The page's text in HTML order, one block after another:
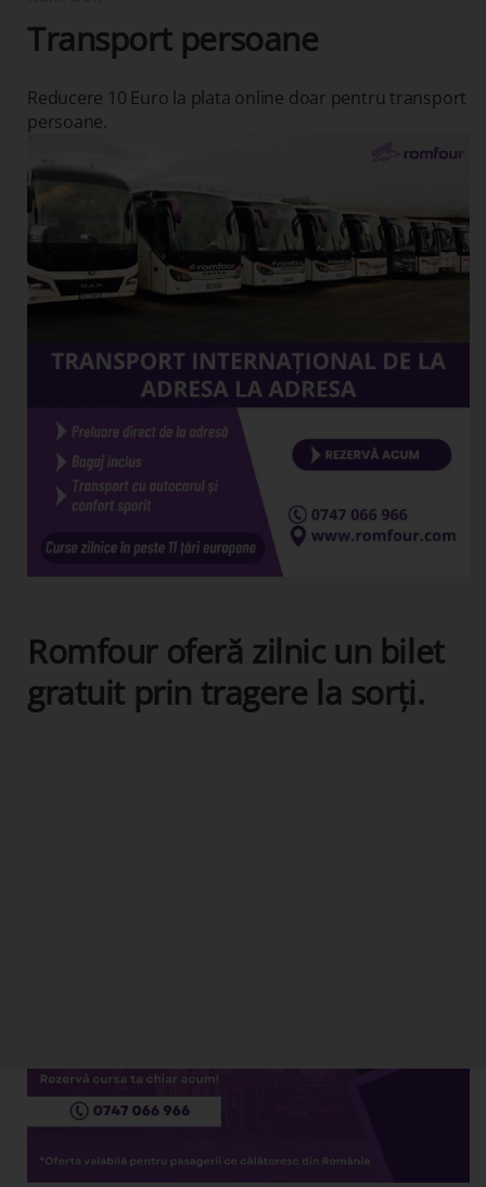
Transport persoane
Reducere 10 Euro la plata online doar pentru transport
persoane.
Romfour oferă zilnic un bilet
gratuit prin tragere la sorți.